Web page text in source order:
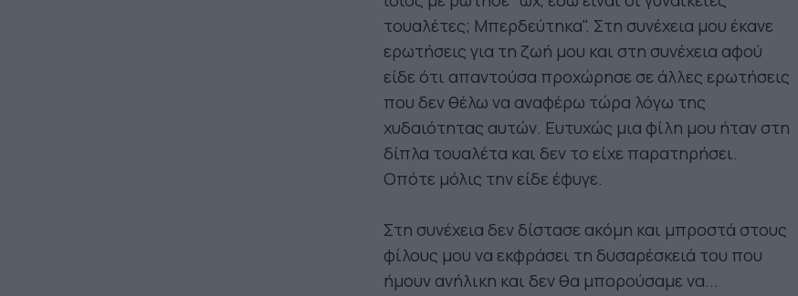
τουαλέτες; Μπερδεύτηκα". Στη συνέχεια μου έκανε
ερωτήσεις για τη ζωή μου και στη συνέχεια αφού
είδε ότι απαντούσα προχώρησε σε άλλες ερωτήσεις
που δεν θέλω να αναφέρω τώρα λόγω της
χυδαιότητας αυτών. Ευτυχώς μια φίλη μου ήταν στη
δίπλα τουαλέτα και δεν το είχε παρατηρήσει.
Οπότε μόλις την είδε έφυγε.
Στη συνέχεια δεν δίστασε ακόμη και μπροστά στους
φίλους μου να εκφράσει τη δυσαρέσκειά του που
ήμουν ανήλικη και δεν θα μπορούσαμε να...